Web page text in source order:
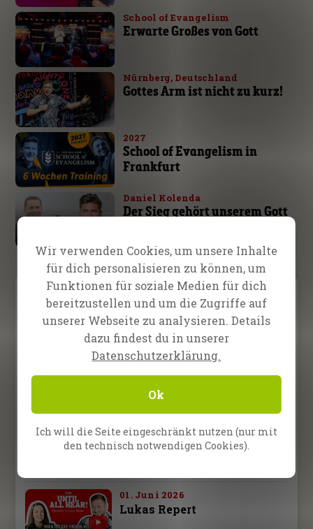
School of Evangelism
Erwarte Großes von Gott
Nürnberg, Deutschland
Gottes Arm ist nicht zu kurz!
2027
School of Evangelism in
Frankfurt
Daniel Kolenda
Der Sieg gehört unserem Gott
Video Menu
Lebensberichte Predigten
Evangelium zu sterben?
04. Juni 2026
Chris Schuller & Lukas
01. Juni 2026
Lukas Repert
Wir verwenden Cookies, um unsere Inhalte
für dich personalisieren zu können, um
Funktionen für soziale Medien für dich
bereitzustellen und um die Zugriffe auf
unserer Webseite zu analysieren. Details
dazu findest du in unserer
Datenschutzerklärung.
Ok
Ich will die Seite eingeschränkt nutzen (nur mit
den technisch notwendigen Cookies).